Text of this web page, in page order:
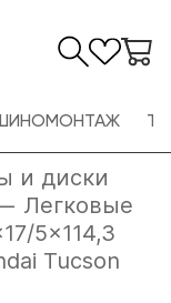
и диски
Легковые
5x114,3
Tucson